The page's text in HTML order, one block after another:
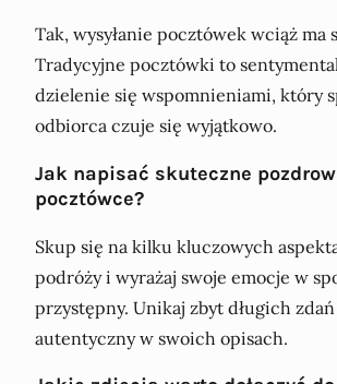
Tak, wysyłanie pocztówek wciąż ma
Tradycyjne pocztówki to
dzielenie się wspomnieniami, który
odbiorca czuje się wyjątkowo.
Jak napisać skuteczne
pocztówce?
Skup się na kilku kluczowych
podróży i wyrażaj swoje emocje w
przystępny. Unikaj zbyt długich
autentyczny w swoich opisach.